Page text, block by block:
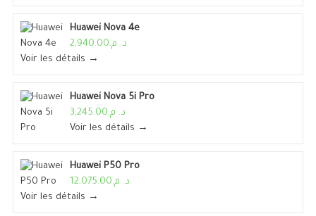
Huawei Nova 4e
د. م.2,940.00
Voir les détails →
Huawei Nova 5i Pro
د. م.3,245.00
Voir les détails →
Huawei P50 Pro
د. م.12,075.00
Voir les détails →